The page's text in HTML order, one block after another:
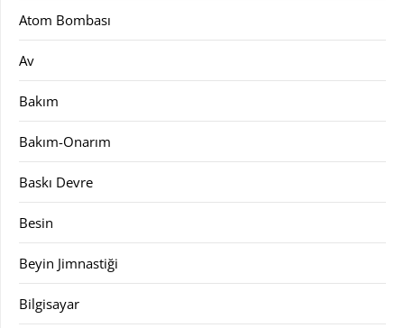
Atom Bombası
Av
Bakım
Bakım-Onarım
Baskı Devre
Besin
Beyin Jimnastiği
Bilgisayar